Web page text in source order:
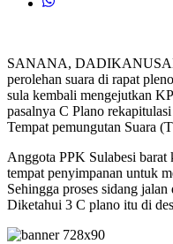
SANANA,
perolehan suara di rapat
sula kembali mengejutkan
pasalnya C Plano
Tempat pemungutan Suara
Anggota PPK Sulabesi barat
tempat penyimpanan untuk
Sehingga proses sidang jalan
Diketahui 3 C plano itu di